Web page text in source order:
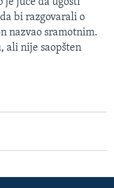
bi razgovarali o
nazvao sramotnim.
ali nije saopšten